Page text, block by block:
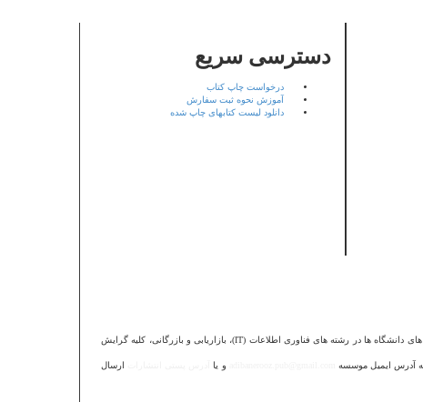
دسترسی سریع
درخواست چاپ کتاب
آموزش نحوه ثبت سفارش
دانلود لیست کتابهای چاپ شده
دانشگاه ها در رشته های فناوری اطلاعات (IT)، بازاریابی و بازرگانی، کلیه گرایش
به آدرس ایمیل موسسه
و یا
ارسال